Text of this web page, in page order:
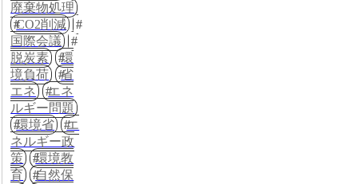
廃棄物処理
CO2削減
国際会議
脱炭素
環
境負荷
省
エネ
エネ
ルギー問題
環境省
エ
ネルギー政
策
環境教
育
自然保